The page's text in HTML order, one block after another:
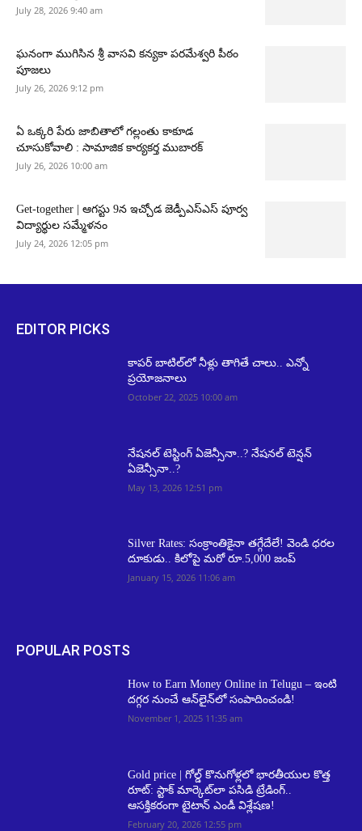
July 28, 2026 9:40 am
ఘనంగా ముగిసిన శ్రీ వాసవి కన్యకా పరమేశ్వరి పీఠం
పూజలు
July 26, 2026 9:12 pm
ఏ ఒక్కరి పేరు జాబితాలో గల్లంతు కాకూడ
చూసుకోవాలి : సామాజిక కార్యకర్త ముబారక్
July 26, 2026 10:00 am
Get-together | ఆగస్టు 9న ఇచ్చోడ జెడ్పీఎస్ఎస్ పూర్వ
విద్యార్థుల సమ్మేళనం
July 24, 2026 12:05 pm
EDITOR PICKS
కాపర్ బాటిల్‌లో నీళ్లు తాగితే చాలు.. ఎన్నో
ప్రయోజనాలు
October 22, 2025 10:00 am
నేషనల్ టెస్టింగ్ ఏజెన్సీనా..? నేషనల్ టెన్షన్
ఏజెన్సీనా..?
May 13, 2026 12:51 pm
Silver Rates: సంక్రాంతికైనా తగ్గేదేలే! వెండి ధరల
దూకుడు.. కిలోపై మరో రూ.5,000 జంప్
January 15, 2026 11:06 am
POPULAR POSTS
How to Earn Money Online in Telugu – ఇంటి
దగ్గర నుంచే ఆన్‌లైన్‌లో సంపాదించండి!
November 1, 2025 11:35 am
Gold price | గోల్డ్ కొనుగోళ్లలో భారతీయుల కొత్త
రూట్: స్టాక్ మార్కెట్‌లా పసిడి ట్రేడింగ్..
ఆసక్తికరంగా టైటాన్ ఎండీ విశ్లేషణ!
February 20, 2026 12:55 pm